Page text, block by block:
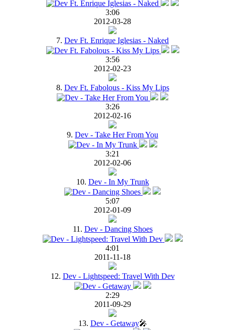
3:06
2012-03-28
7. Dev Ft. Enrique Iglesias - Naked
3:56
2012-02-23
8. Dev Ft. Fabolous - Kiss My Lips
3:26
2012-02-16
9. Dev - Take Her From You
3:21
2012-02-06
10. Dev - In My Trunk
5:07
2012-01-09
11. Dev - Dancing Shoes
4:01
2011-11-18
12. Dev - Lightspeed: Travel With Dev
2:29
2011-09-29
13. Dev - Getaway🎤